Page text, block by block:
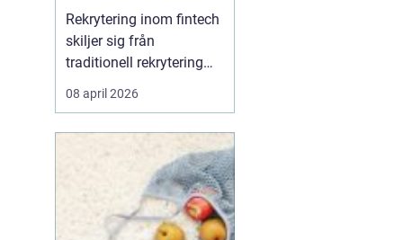
ledare och
specialister
Rekrytering inom fintech
skiljer sig från
traditionell rekrytering
inom bank, finans eller
renodlad tech.
miljö där teknik, affär
och reglering möts och
ofta krockar.
Tillväxttakten är hög,
regelverken skärps och
08 april 2026